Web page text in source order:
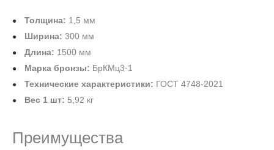
Толщина: 1,5 мм
Ширина: 300 мм
Длина: 1500 мм
Марка бронзы: БрКМц3-1
Технические характеристики: ГОСТ 4748-2021
Вес 1 шт: 5,92 кг
Преимущества